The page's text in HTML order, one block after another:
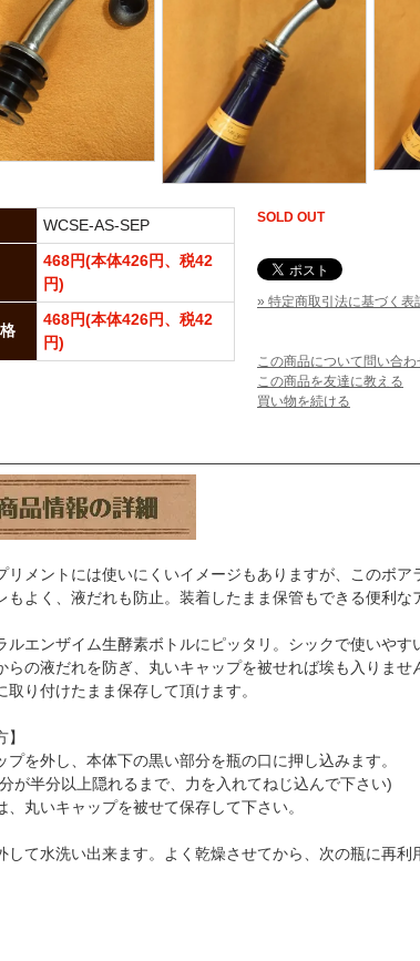
WCSE-AS-SEP
468円(本体426円、税42
円)
468円(本体426円、税42
円)
SOLD OUT
» 特定商取引法に基づく表
この商品について問い合わ
この商品を友達に教える
買い物を続ける
リメントには使いにくいイメージもありますが、このボア
もよく、液だれも防止。装着したまま保管もできる便利な
ルエンザイム生酵素ボトルにピッタリ。シックで使いやす
らの液だれを防ぎ、丸いキャップを被せれば埃も入りませ
取り付けたまま保存して頂けます。
】
プを外し、本体下の黒い部分を瓶の口に押し込みます。
が半分以上隠れるまで、力を入れてねじ込んで下さい)
、丸いキャップを被せて保存して下さい。
て水洗い出来ます。よく乾燥させてから、次の瓶に再利